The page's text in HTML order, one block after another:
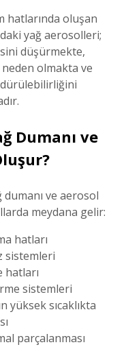
hatlarında oluşan
yağ aerosolleri;
düşürmekte,
olmakta ve
Dumanı ve
ve aerosol
meydana gelir:
hatları
sistemleri
hatları
sistemleri
yüksek sıcaklıkta
parçalanması